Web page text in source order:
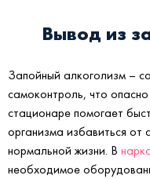
Вывод из
Запойный алкоголизм –
самоконтроль, что
стационаре помогает
организма избавиться от
нормальной жизни. В
необходимое